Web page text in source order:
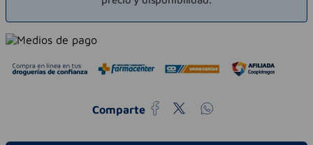
Comparte